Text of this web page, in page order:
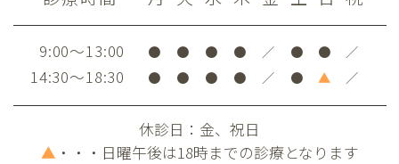
9:00～13:00 ● ● ● ● ／ ● ● ／
14:30～18:30 ● ● ● ● ／ ● ▲ ／
休診日：金、祝日
▲ ・・・日曜午後は18時までの診療となります